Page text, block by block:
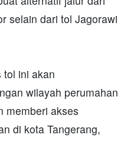
selain dari tol Jagorawi
tol ini akan
wilayah perumahan
memberi akses
di kota Tangerang,